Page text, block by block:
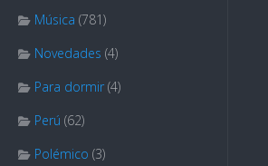
Música (781)
Novedades (4)
Para dormir (4)
Perú (62)
Polémico (3)